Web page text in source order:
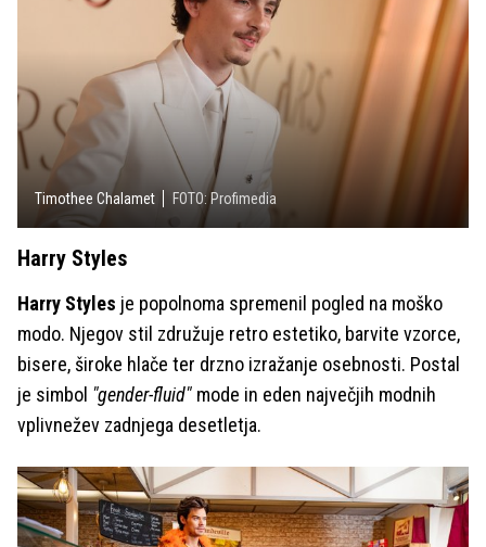
Timothee Chalamet FOTO: Profimedia
Harry Styles
Harry Styles je popolnoma spremenil pogled na moško
modo. Njegov stil združuje retro estetiko, barvite vzorce,
bisere, široke hlače ter drzno izražanje osebnosti. Postal
je simbol "gender-fluid" mode in eden največjih modnih
vplivnežev zadnjega desetletja.